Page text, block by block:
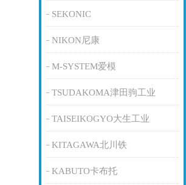
SEKONIC
NIKON尼康
M-SYSTEM爱模
TSUDAKOMA津田驹工业
TAISEIKOGYO大生工业
KITAGAWA北川铁
KABUTO卡布托